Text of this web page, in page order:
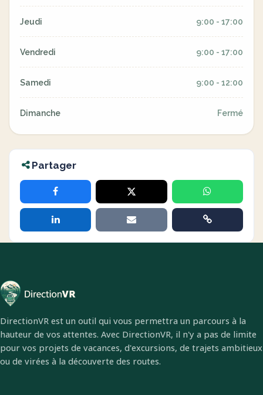
Jeudi 9:00 - 17:00
Vendredi 9:00 - 17:00
Samedi 9:00 - 12:00
Dimanche Fermé
Partager
DirectionVR est un outil qui vous permettra un parcours à la
hauteur de vos attentes. Avec DirectionVR, il n'y a pas de limite
pour vos projets de vacances, d'excursions, de trajets ambitieux
ou de virées à la découverte des routes.